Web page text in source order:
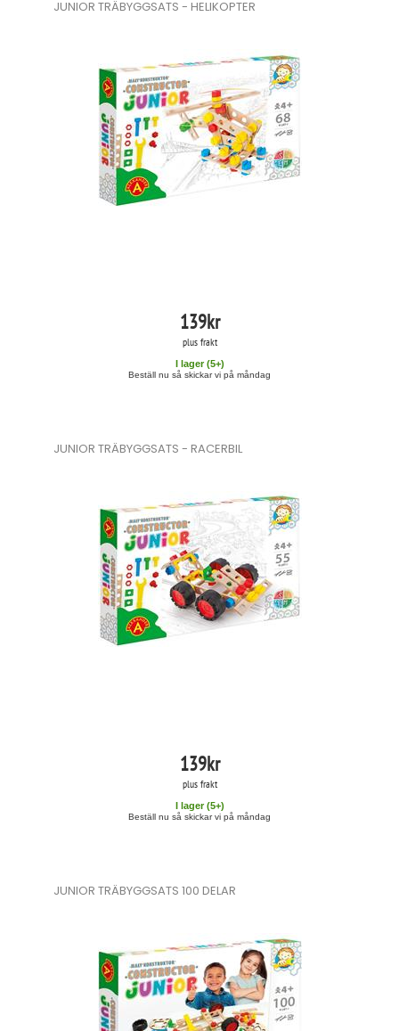
JUNIOR TRÄBYGGSATS - HELIKOPTER
139kr
plus frakt
I lager (5+)
Beställ nu så skickar vi på måndag
JUNIOR TRÄBYGGSATS - RACERBIL
139kr
plus frakt
I lager (5+)
Beställ nu så skickar vi på måndag
JUNIOR TRÄBYGGSATS 100 DELAR